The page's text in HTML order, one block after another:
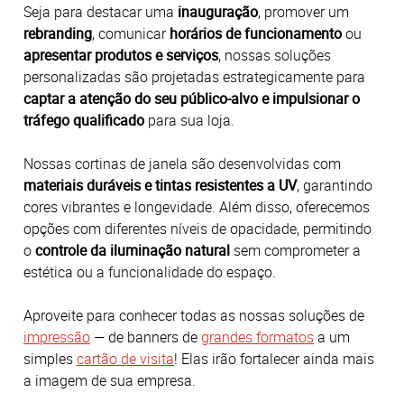
Seja para destacar uma inauguração, promover um
rebranding, comunicarhorários de funcionamentoou
apresentar produtos e serviços, nossas soluções
personalizadas são projetadas estrategicamente para
captar aatenção do seu público-alvo e impulsionar o
tráfego qualificado para sua loja.
Nossas cortinas de janela são desenvolvidas com
materiais duráveis e tintas resistentes a UV, garantindo
cores vibrantes e longevidade. Além disso, oferecemos
opções com diferentes níveis de opacidade, permitindo
ocontrole da iluminação natural sem comprometer a
estética ou a funcionalidade do espaço.
Aproveite para conhecer todas as nossas soluções de
impressão — de banners degrandes formatosa um
simplescartão de visita! Elas irão fortalecer ainda mais
a imagem de sua empresa.